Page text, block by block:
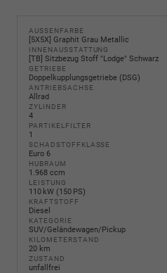
AUSSENFARBE
[5X5X] Graphit Grau Metallic
INNENAUSSTATTUNG
[TB] Sitzbezug Stoff "Lodge" Schwarz
GETRIEBE
Doppelkupplungsgetriebe (DSG)
ANTRIEBSACHSE
Allrad
ZYLINDER
4
PARTIKELFILTER
1
SCHADSTOFFKLASSE
Euro 6
HUBRAUM
1.968 ccm
LEISTUNG
110 kW (150 PS)
KRAFTSTOFF
Diesel
KATEGORIE
SUV/Geländewagen/Pickup
KILOMETERSTAND
20 km
ZUSTAND
unfallfrei